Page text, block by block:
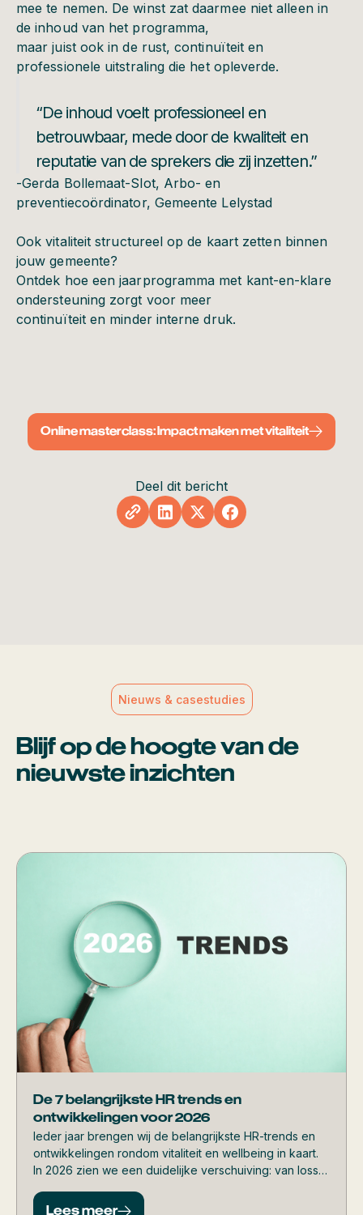
mee te nemen. De winst zat daarmee niet alleen in
de inhoud van het programma,
maar juist ook in de rust, continuïteit en
professionele uitstraling die het opleverde.
“De inhoud voelt professioneel en
betrouwbaar, mede door de kwaliteit en
reputatie van de sprekers die zij inzetten.”
-Gerda Bollemaat-Slot, Arbo- en
preventiecoördinator, Gemeente Lelystad
Ook vitaliteit structureel op de kaart zetten binnen
jouw gemeente?
Ontdek hoe een jaarprogramma met kant-en-klare
ondersteuning zorgt voor meer
continuïteit en minder interne druk.
Online masterclass: Impact maken met vitaliteit
Deel dit bericht
Nieuws & casestudies
Blijf op de hoogte van de
nieuwste inzichten
De 7 belangrijkste HR trends en
ontwikkelingen voor 2026
Ieder jaar brengen wij de belangrijkste HR-trends en
ontwikkelingen rondom vitaliteit en wellbeing in kaart.
In 2026 zien we een duidelijke verschuiving: van losse
maken. In dit artikel zetten we de trends overzichtelijk
Lees meer